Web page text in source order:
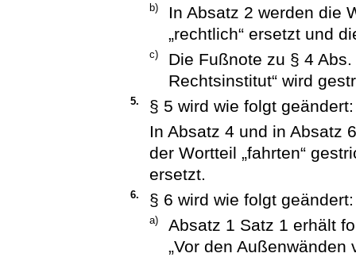
b)
In Absatz 2 werden die
„rechtlich“ ersetzt und
c)
Die Fußnote zu § 4
Rechtsinstitut“ wird
5.
§ 5 wird wie folgt geändert:
In Absatz 4 und in Absatz
der Wortteil „fahrten“
ersetzt.
6. § 6 wird wie folgt geändert:
a)
Absatz 1 Satz 1 erhält
„Vor den